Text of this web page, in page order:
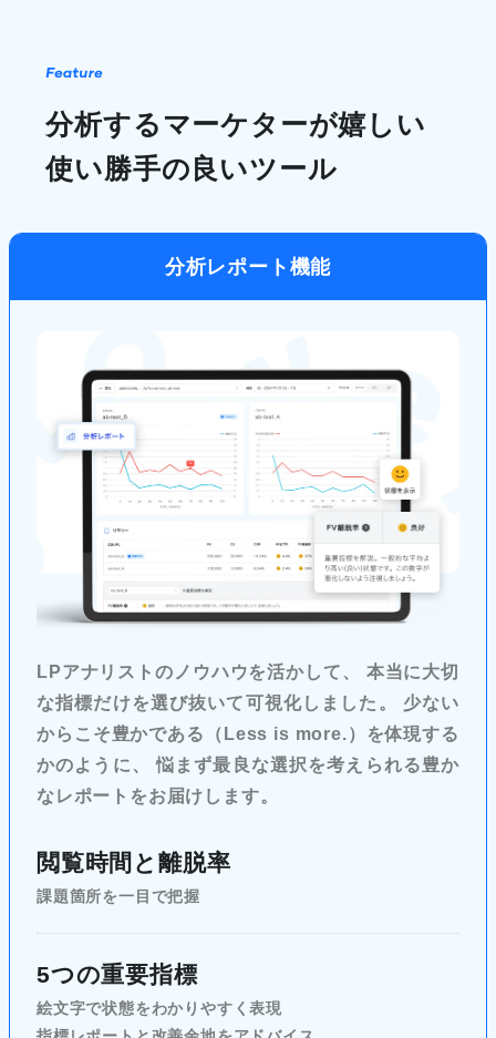
分析するマーケターが嬉しい
使い勝手の良いツール
分析レポート機能
LPアナリストのノウハウを活かして、 本当に大切
な指標だけを選び抜いて可視化しました。 少ない
からこそ豊かである（Less is more.）を体現する
かのように、 悩まず最良な選択を考えられる豊か
なレポートをお届けします。
閲覧時間と離脱率
課題箇所を一目で把握
5つの重要指標
絵文字で状態をわかりやすく表現